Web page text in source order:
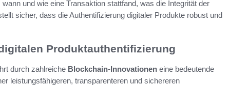
und wie eine Transaktion stattfand, was die Integrität der
sicher, dass die Authentifizierung digitaler Produkte robust und
Produktauthentifizierung
durch zahlreiche Blockchain-Innovationen eine bedeutende
leistungsfähigeren, transparenteren und sichereren